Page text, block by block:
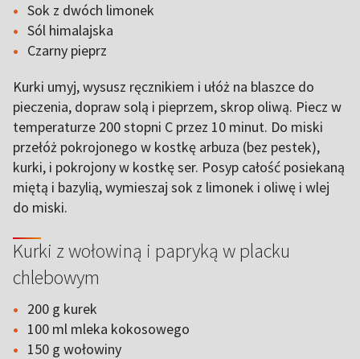
Sok z dwóch limonek
Sól himalajska
Czarny pieprz
Kurki umyj, wysusz ręcznikiem i ułóż na blaszce do
pieczenia, dopraw solą i pieprzem, skrop oliwą. Piecz w
temperaturze 200 stopni C przez 10 minut. Do miski
przełóż pokrojonego w kostkę arbuza (bez pestek),
kurki, i pokrojony w kostkę ser. Posyp całość posiekaną
miętą i bazylią, wymieszaj sok z limonek i oliwę i wlej
do miski.
Kurki z wołowiną i papryką w placku
chlebowym
200 g kurek
100 ml mleka kokosowego
150 g wołowiny